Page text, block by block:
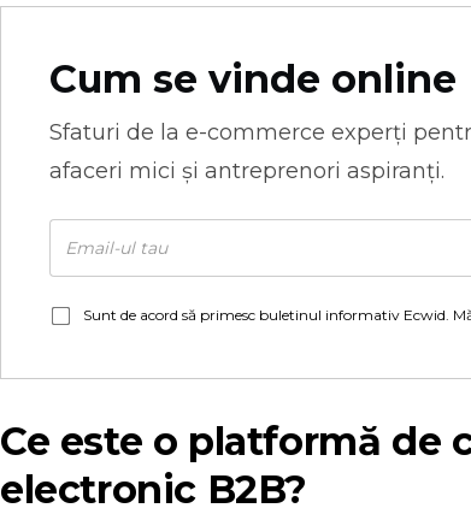
Cum se vinde online
Sfaturi de la e-commerce experți
afaceri mici și antreprenori aspiranți.
Sunt de acord să primesc buletinul informativ Ecwid.
Ce este o platformă de
electronic B2B?